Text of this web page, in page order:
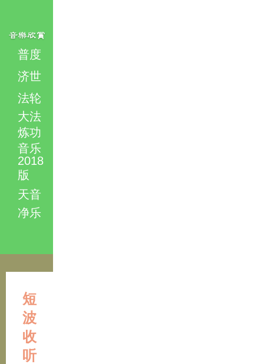
普度
济世
法轮
大法
炼功
音乐
2018
版
天音
净乐
短
波
收
听